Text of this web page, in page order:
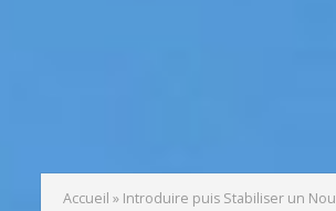
Accueil » Introduire puis Stabiliser un